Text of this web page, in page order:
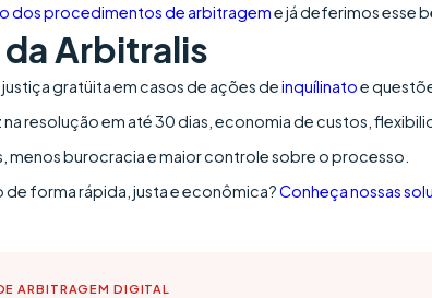
dos procedimentos de arbitrageme já deferimos esse
Arbitralis
justiça gratüita em casos de ações deinquílinatoe
resolução em até 30 dias, economia de custos,
menos burocracia e maior controle sobre o processo.
de forma rápida, justa e econômica?Conheça nossas
ARBITRAGEM DIGITAL